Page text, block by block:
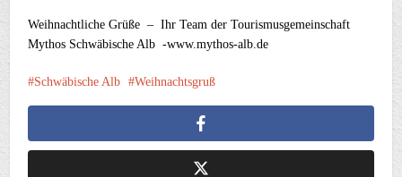
Weihnachtliche Grüße – Ihr Team der Tourismusgemeinschaft
Mythos Schwäbische Alb -www.mythos-alb.de
Schwäbische Alb Weihnachtsgruß